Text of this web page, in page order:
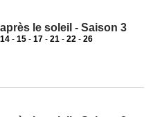
le soleil - Saison 3
14 - 15 - 17 - 21 - 22 - 26